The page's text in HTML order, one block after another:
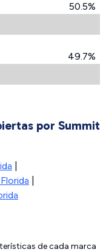
50.5%
49.7%
por Summit
de cada marca